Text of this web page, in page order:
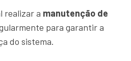
realizar a manutenção de
para garantir a
do sistema.